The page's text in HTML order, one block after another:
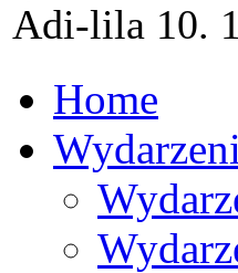
Adi-lila 10.
Home